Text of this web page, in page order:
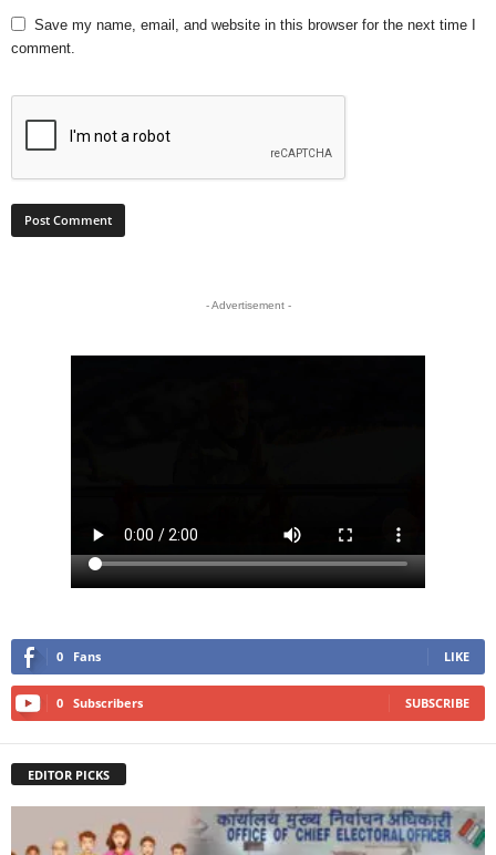
Save my name, email, and website in this browser for the next time I
comment.
- Advertisement -
0 Fans LIKE
0 Subscribers SUBSCRIBE
EDITOR PICKS